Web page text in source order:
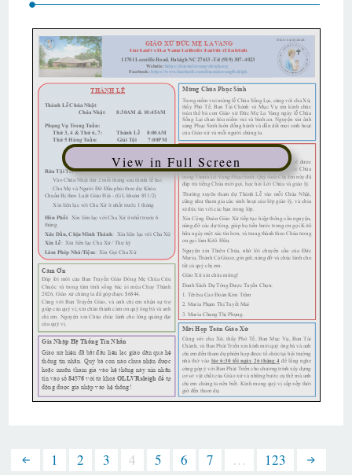
View in Full Screen
1 2 3 4 5 6 7 … 123